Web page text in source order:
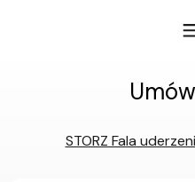
Umów
STORZ Fala